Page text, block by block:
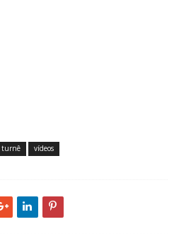
turnê vídeos